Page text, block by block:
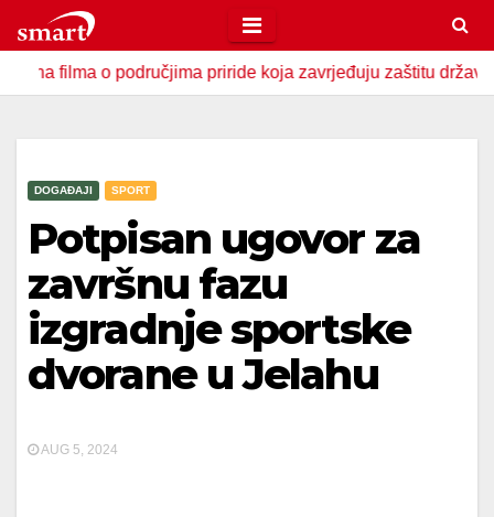
to
contento područjima priride koja zavrjeđuju zaštitu države U
DOGAĐAJI SPORT
Potpisan ugovor za
završnu fazu
izgradnje sportske
dvorane u Jelahu
AUG 5, 2024